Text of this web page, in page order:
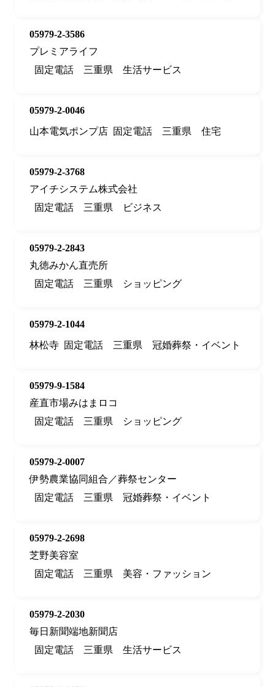
05979-2-3586
プレミアライフ
固定電話
三重県 生活サービス
05979-2-0046
山本電気ポンプ店 固定電話 三重県 住宅
05979-2-3768
アイチシステム株式会社
固定電話
三重県 ビジネス
05979-2-2843
丸徳みかん直売所
固定電話
三重県 ショッピング
05979-2-1044
林松寺 固定電話 三重県 冠婚葬祭・イベント
05979-9-1584
産直市場みはまロコ
固定電話
三重県 ショッピング
05979-2-0007
伊勢農業協同組合／葬祭センター
固定電話
三重県 冠婚葬祭・イベント
05979-2-2698
芝野美容室
固定電話
三重県 美容・ファッション
05979-2-2030
毎日新聞端地新聞店
固定電話
三重県 生活サービス